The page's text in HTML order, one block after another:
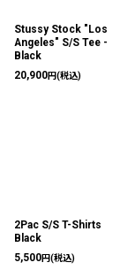
Stussy Stock "Los
Angeles" S/S Tee -
Black
20,900円(税込)
2Pac S/S T-Shirts
Black
5,500円(税込)